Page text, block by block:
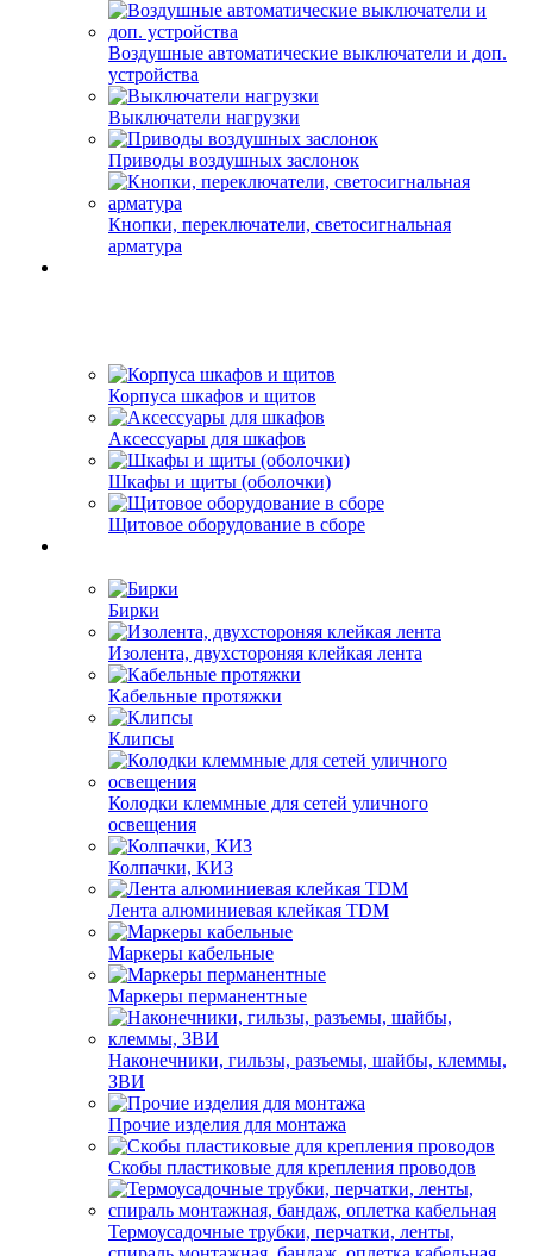
Воздушные автоматические выключатели и доп.
устройства
Выключатели нагрузки
Приводы воздушных заслонок
Кнопки, переключатели, светосигнальная
арматура
Корпуса шкафов и щитов
Аксессуары для шкафов
Шкафы и щиты (оболочки)
Щитовое оборудование в сборе
Бирки
Изолента, двухстороняя клейкая лента
Кабельные протяжки
Клипсы
Колодки клеммные для сетей уличного
освещения
Колпачки, КИЗ
Лента алюминиевая клейкая TDM
Маркеры кабельные
Маркеры перманентные
Наконечники, гильзы, разъемы, шайбы, клеммы,
ЗВИ
Прочие изделия для монтажа
Скобы пластиковые для крепления проводов
Термоусадочные трубки, перчатки, ленты,